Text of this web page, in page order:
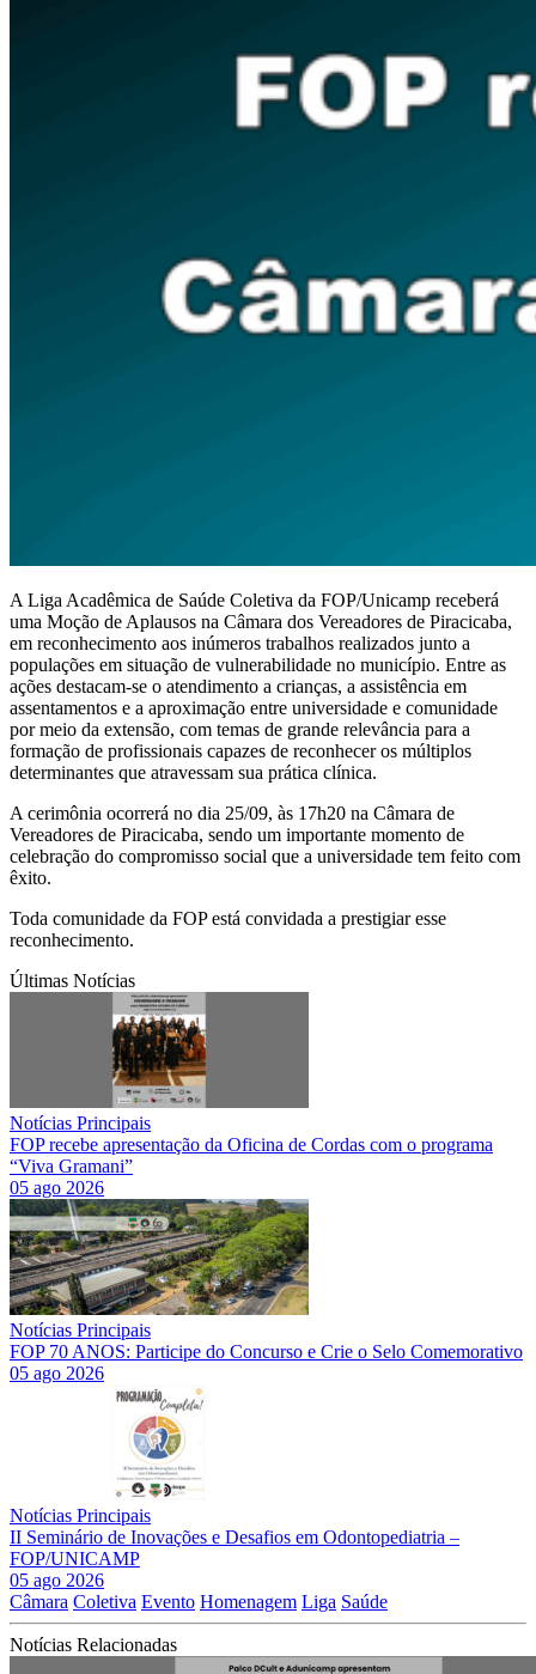
A Liga Acadêmica de Saúde Coletiva da FOP/Unicamp receberá
uma Moção de Aplausos na Câmara dos Vereadores de Piracicaba,
em reconhecimento aos inúmeros trabalhos realizados junto a
populações em situação de vulnerabilidade no município. Entre as
ações destacam-se o atendimento a crianças, a assistência em
assentamentos e a aproximação entre universidade e comunidade
por meio da extensão, com temas de grande relevância para a
formação de profissionais capazes de reconhecer os múltiplos
determinantes que atravessam sua prática clínica.
A cerimônia ocorrerá no dia 25/09, às 17h20 na Câmara de
Vereadores de Piracicaba, sendo um importante momento de
celebração do compromisso social que a universidade tem feito com
êxito.
Toda comunidade da FOP está convidada a prestigiar esse
reconhecimento.
Últimas Notícias
Notícias Principais
FOP recebe apresentação da Oficina de Cordas com o programa
“Viva Gramani”
05 ago 2026
Notícias Principais
FOP 70 ANOS: Participe do Concurso e Crie o Selo Comemorativo
05 ago 2026
Notícias Principais
II Seminário de Inovações e Desafios em Odontopediatria –
FOP/UNICAMP
05 ago 2026
Câmara Coletiva Evento Homenagem Liga Saúde
Notícias Relacionadas